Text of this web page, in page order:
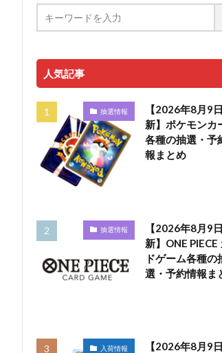
人気記事
抽選情報
【2026年8月9
新】ポケモンカ
各種の抽選・予
報まとめ
抽選情報
【2026年8月9
新】ONE PIECE
ドゲーム各種の
選・予約情報ま
入荷情報
【2026年8月9